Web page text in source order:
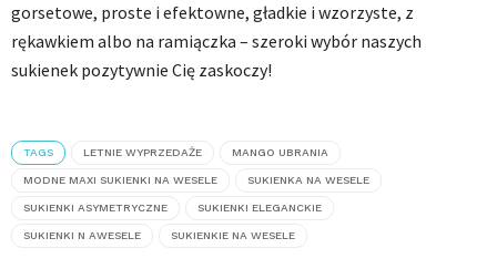
gorsetowe, proste i efektowne, gładkie i wzorzyste, z
rękawkiem albo na ramiączka – szeroki wybór naszych
sukienek pozytywnie Cię zaskoczy!
TAGS LETNIE WYPRZEDAŻE MANGO UBRANIA
MODNE MAXI SUKIENKI NA WESELE SUKIENKA NA WESELE
SUKIENKI ASYMETRYCZNE SUKIENKI ELEGANCKIE
SUKIENKI N AWESELE SUKIENKIE NA WESELE